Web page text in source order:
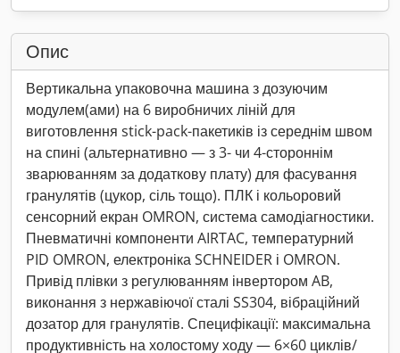
Опис
Вертикальна упаковочна машина з дозуючим
модулем(ами) на 6 виробничих ліній для
виготовлення stick-pack-пакетиків із середнім швом
на спині (альтернативно — з 3- чи 4-стороннім
зварюванням за додаткову плату) для фасування
гранулятів (цукор, сіль тощо). ПЛК і кольоровий
сенсорний екран OMRON, система самодіагностики.
Пневматичні компоненти AIRTAC, температурний
PID OMRON, електроніка SCHNEIDER і OMRON.
Привід плівки з регулюванням інвертором AB,
виконання з нержавіючої сталі SS304, вібраційний
дозатор для гранулятів. Специфікації: максимальна
продуктивність на холостому ходу — 6×60 циклів/